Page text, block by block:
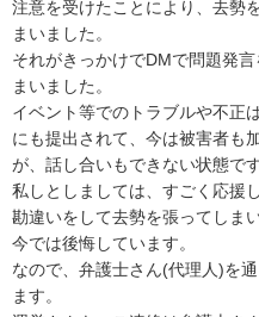
注意を受けたことにより、去勢
まいました。
それがきっかけでDMで問題発
まいました。
イベント等でのトラブルや不正
にも提出されて、今は被害者も
が、話し合いもできない状態です
私しとしましては、すごく応援
勘違いをして去勢を張ってしま
今では後悔しています。
なので、弁護士さん(代理人)を
ます。